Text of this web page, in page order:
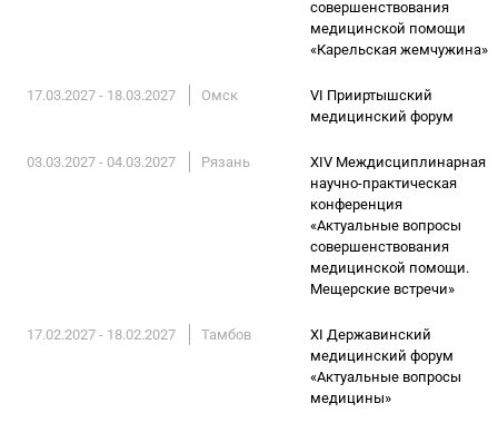
совершенствования
медицинской помощи
«Карельская жемчужина»
17.03.2027 - 18.03.2027 Омск
VI Прииртышский
медицинский форум
03.03.2027 - 04.03.2027 Рязань
XIV Междисциплинарная
научно-практическая
конференция
«Актуальные вопросы
совершенствования
медицинской помощи.
Мещерские встречи»
17.02.2027 - 18.02.2027 Тамбов
XI Державинский
медицинский форум
«Актуальные вопросы
медицины»